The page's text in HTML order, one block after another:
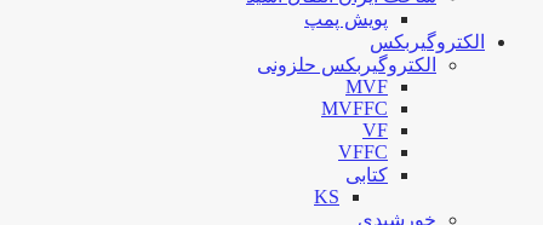
پویش پمپ
الکتروگیربکس
الکتروگیربکس حلزونی
MVF
MVFFC
VF
VFFC
کتابی
KS
خورشیدی